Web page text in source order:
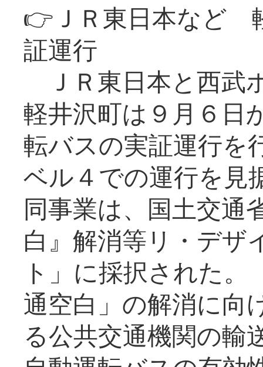
👉ＪＲ東日本など
証運行
ＪＲ東日本と西武
軽井沢町は９月６日
転バスの実証運行を
ベル４での運行を見
同事業は、国土交通
白』解消等リ・デザ
ト」に採択された
通空白」の解消に向
る公共交通機関の輸